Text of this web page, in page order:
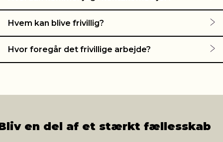
Hvem kan blive frivillig?
Hvor foregår det frivillige arbejde?
en del af et stærkt fællesskab